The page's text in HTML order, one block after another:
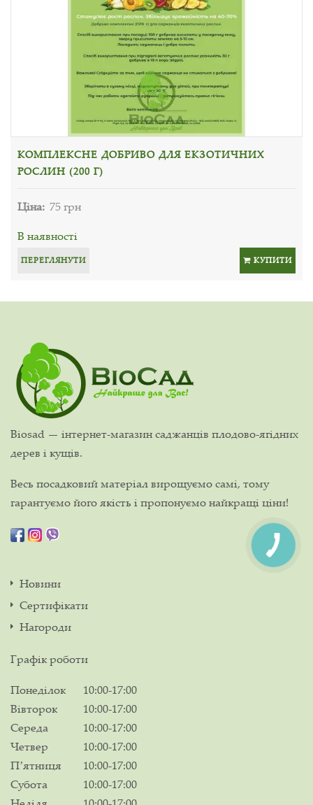
КОМПЛЕКСНЕ ДОБРИВО ДЛЯ ЕКЗОТИЧНИХ
РОСЛИН (200 Г)
Ціна: 75 грн
В наявності
ПЕРЕГЛЯНУТИ КУПИТИ
Biosad — інтернет-магазин саджанців плодово-ягідних
дерев і кущів.
Весь посадковий матеріал вирощуємо самі, тому
гарантуємо його якість і пропонуємо найкращі ціни!
Новини
Сертифікати
Нагороди
Графік роботи
Понеділок
10:00-17:00
Вівторок
10:00-17:00
Середа
10:00-17:00
Четвер
10:00-17:00
Пʼятниця
10:00-17:00
Субота
10:00-17:00